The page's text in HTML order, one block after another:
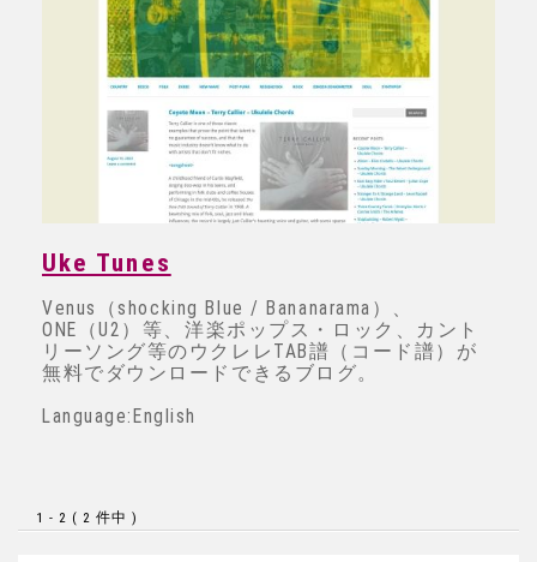
Uke Tunes
Venus（shocking Blue / Bananarama）、
ONE（U2）等、洋楽ポップス・ロック、カント
リーソング等のウクレレTAB譜（コード譜）が
無料でダウンロードできるブログ。
Language:English
1 - 2 ( 2 件中 )